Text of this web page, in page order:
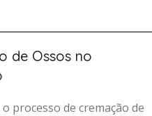
de Ossos no
o processo de cremação de